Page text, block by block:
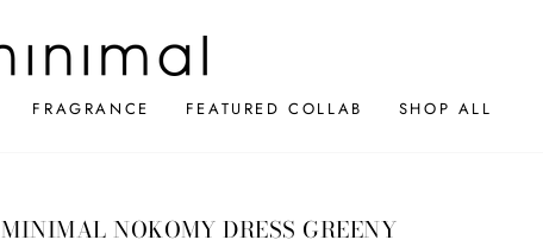
FRAGRANCE FEATURED COLLAB SHOP ALL
MINIMAL NOKOMY DRESS GREENY